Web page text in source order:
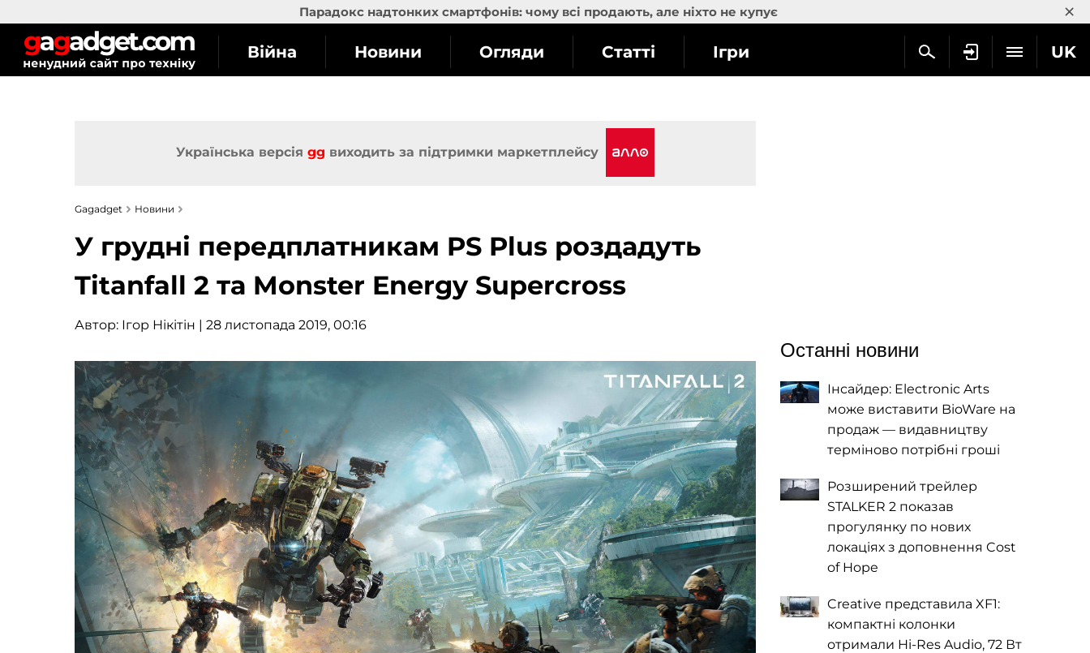
Парадокс надтонких смартфонів: чому всі продають, але ніхто не купує ×
UK
Війна Новини Огляди Статті Ігри
Українська версія gg виходить за підтримки маркетплейсу
Gagadget Новини
У грудні передплатникам PS Plus роздадуть
Titanfall 2 та Monster Energy Supercross
Автор: Ігор Нікітін | 28 листопада 2019, 00:16
Останні новини
Інсайдер: Electronic Arts
може виставити BioWare на
продаж — видавництву
терміново потрібні гроші
Розширений трейлер
STALKER 2 показав
прогулянку по нових
локаціях з доповнення Cost
of Hope
Creative представила XF1:
компактні колонки
отримали Hi-Res Audio, 72 Вт